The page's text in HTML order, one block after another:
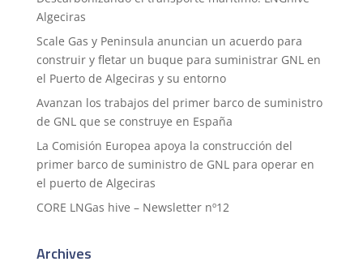
Algeciras
Scale Gas y Peninsula anuncian un acuerdo para
construir y fletar un buque para suministrar GNL en
el Puerto de Algeciras y su entorno
Avanzan los trabajos del primer barco de suministro
de GNL que se construye en España
La Comisión Europea apoya la construcción del
primer barco de suministro de GNL para operar en
el puerto de Algeciras
CORE LNGas hive – Newsletter nº12
Archives